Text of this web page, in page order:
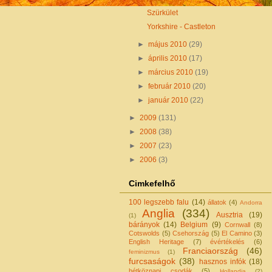
Szürkület
Yorkshire - Castleton
►május 2010(29)
►április 2010(17)
►március 2010(19)
►február 2010(20)
►január 2010(22)
► 2009 (131)
► 2008 (38)
► 2007 (23)
► 2006 (3)
Cimkefelhő
100 legszebb falu (14) állatok (4) Andorra
(1)
Anglia (334) Ausztria
(19)
bárányok (14) Belgium (9) Cornwall (8)
Cotswolds (5) Csehország (5) El Camino (3)
English Heritage
(7) évértékelés (6)
feminizmus (1) Franciaország
(46)
furcsaságok (38) hasznos infók (18)